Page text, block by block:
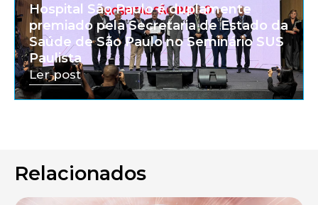
Hospital São Paulo é duplamente
premiado pela Secretaria de Estado da
Saúde de São Paulo no Seminário SUS
Paulista
Ler post
Relacionados